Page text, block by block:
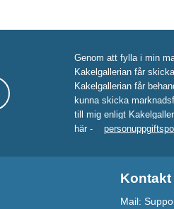
Genom att fylla i min
Kakelgallerian får
Kakelgallerian får
kunna skicka
till mig enligt
här -
Kontakt
Mail: